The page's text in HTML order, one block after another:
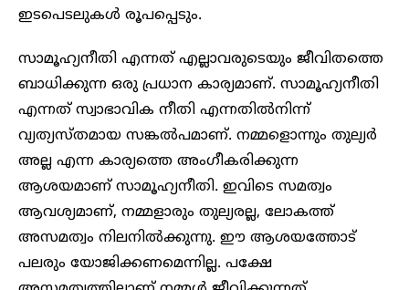
ഇടപെടലുകൾ രൂപപ്പെടും.
സാമൂഹ്യനീതി എന്നത് എല്ലാവരുടെയും ജീവിതത്തെ
ബാധിക്കുന്ന ഒരു പ്രധാന കാര്യമാണ്. സാമൂഹ്യനീതി
എന്നത് സ്വാഭാവിക നീതി എന്നതിൽനിന്ന്
വ്യത്യസ്തമായ സങ്കൽപമാണ്. നമ്മളൊന്നും തുല്യർ
അല്ല എന്ന കാര്യത്തെ അംഗീകരിക്കുന്ന
ആശയമാണ് സാമൂഹ്യനീതി. ഇവിടെ സമത്വം
ആവശ്യമാണ്, നമ്മളാരും തുല്യരല്ല, ലോകത്ത്
അസമത്വം നിലനിൽക്കുന്നു. ഈ ആശയത്തോട്
പലരും യോജിക്കണമെന്നില്ല. പക്ഷേ